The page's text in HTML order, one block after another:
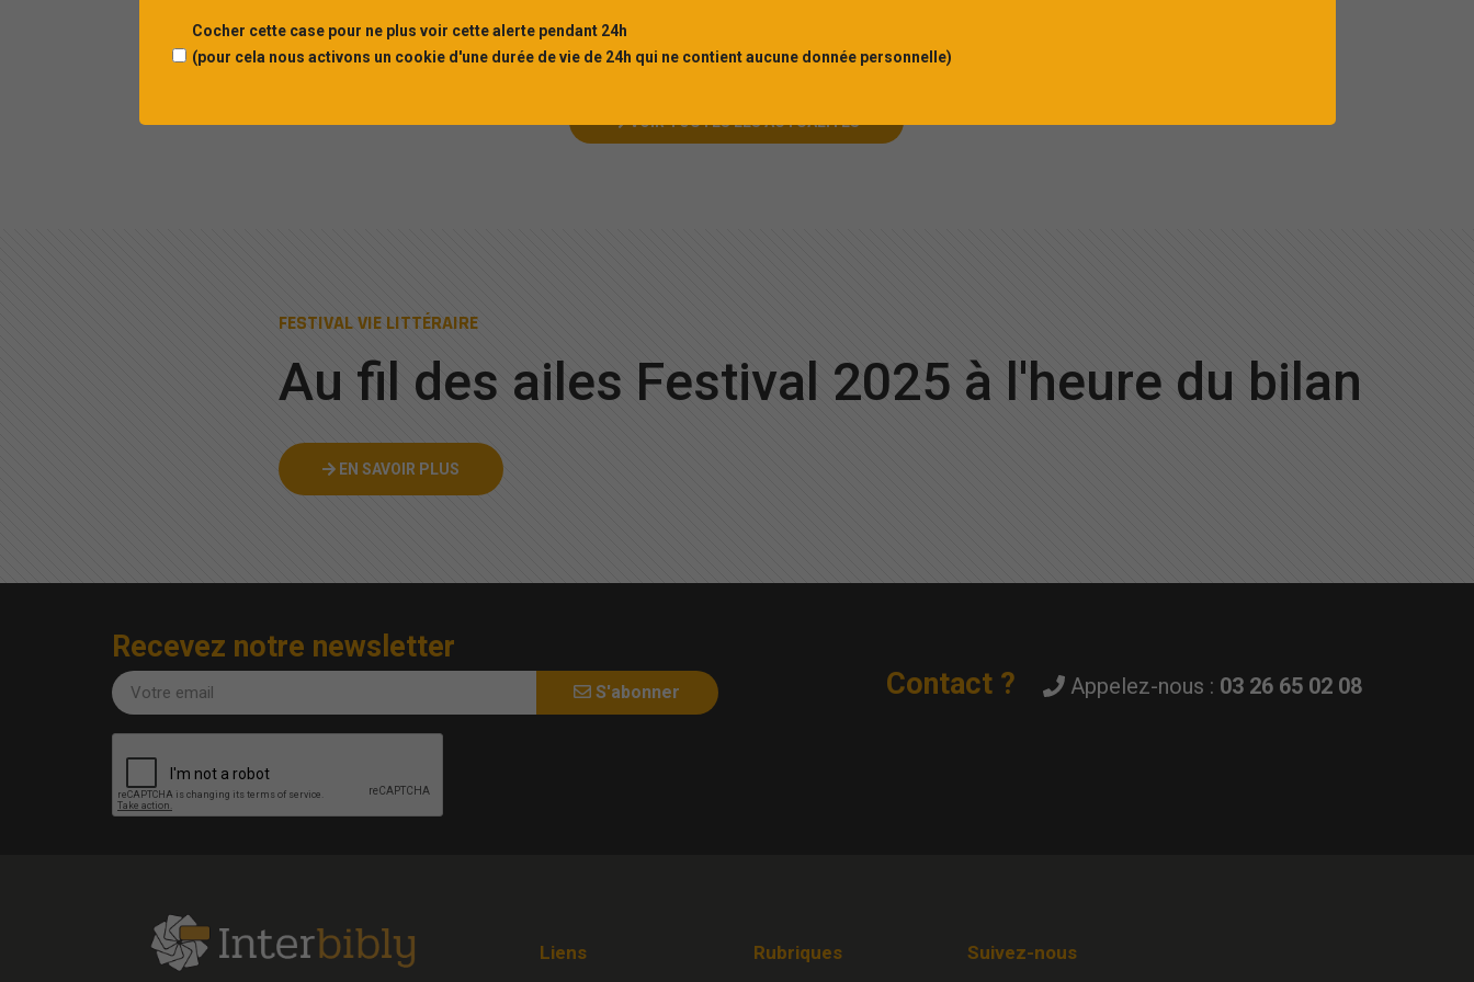
VOIR TOUTES LES ACTUALITÉS
FESTIVAL VIE LITTÉRAIRE
Au fil des ailes Festival 2025 à l'heure du bilan
EN SAVOIR PLUS
Recevez notre newsletter
S'abonner Contact ? Appelez-nous : 03 26 65 02 08
Liens Rubriques Suivez-nous
Cocher cette case pour ne plus voir cette alerte pendant 24h
(pour cela nous activons un cookie d'une durée de vie de 24h qui ne contient aucune donnée personnelle)